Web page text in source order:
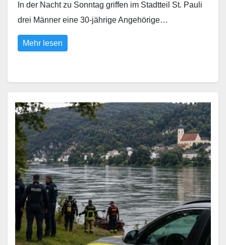
In der Nacht zu Sonntag griffen im Stadtteil St. Pauli
drei Männer eine 30-jährige Angehörige…
Mehr lesen